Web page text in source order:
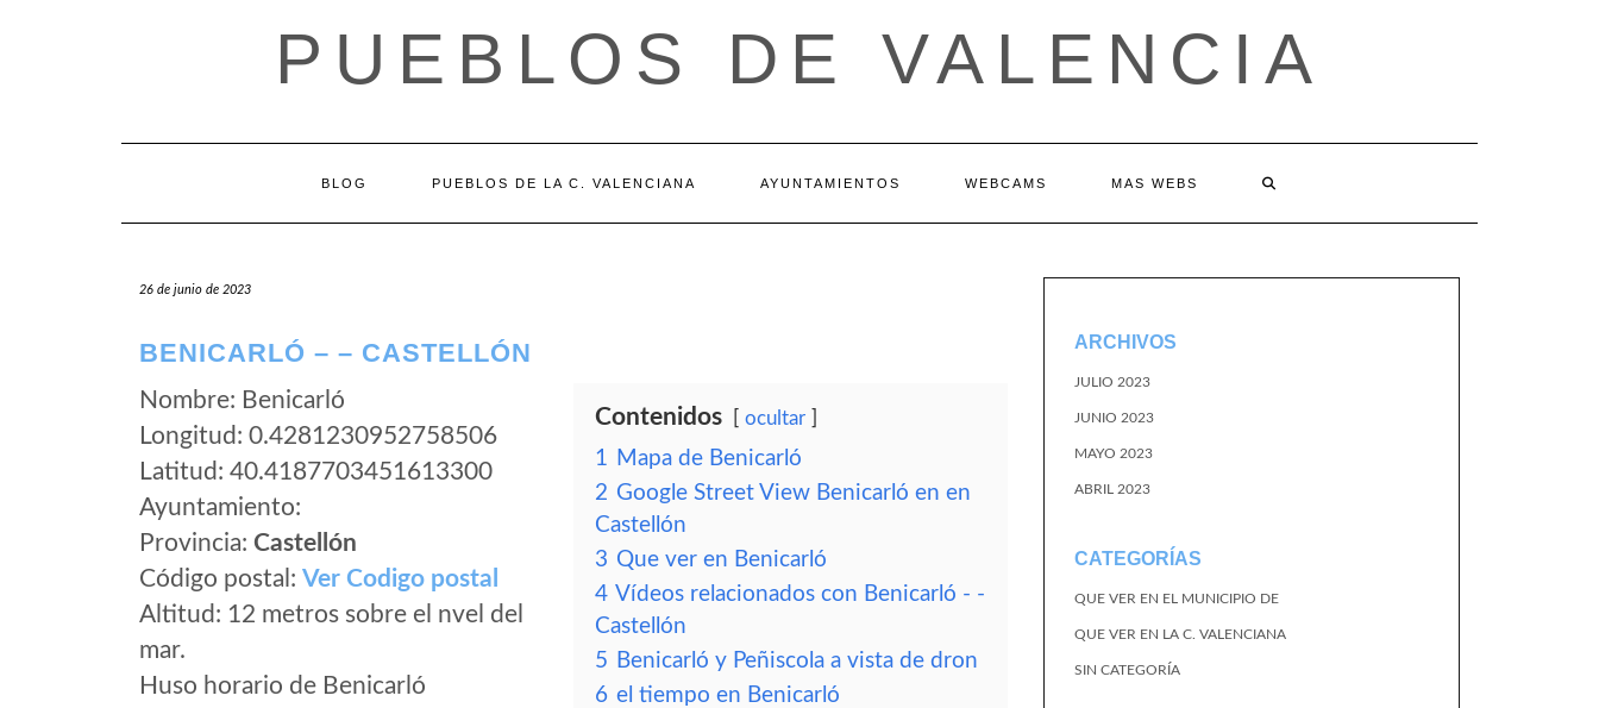
PUEBLOS DE VALENCIA
BLOG PUEBLOS DE LA C. VALENCIANA AYUNTAMIENTOS WEBCAMS MAS WEBS
26 de junio de 2023
BENICARLÓ – – CASTELLÓN
Nombre: Benicarló
Longitud: 0.4281230952758506
Latitud: 40.4187703451613300
Ayuntamiento:
Provincia: Castellón
Código postal: Ver Codigo postal
Altitud: 12 metros sobre el nvel del
mar.
Huso horario de Benicarló
Contenidos ocultar
1 Mapa de Benicarló
2 Google Street View Benicarló en en
Castellón
3 Que ver en Benicarló
4 Vídeos relacionados con Benicarló - -
Castellón
5 Benicarló y Peñiscola a vista de dron
6 el tiempo en Benicarló
ARCHIVOS
JULIO 2023
JUNIO 2023
MAYO 2023
ABRIL 2023
CATEGORÍAS
QUE VER EN EL MUNICIPIO DE
QUE VER EN LA C. VALENCIANA
SIN CATEGORÍA